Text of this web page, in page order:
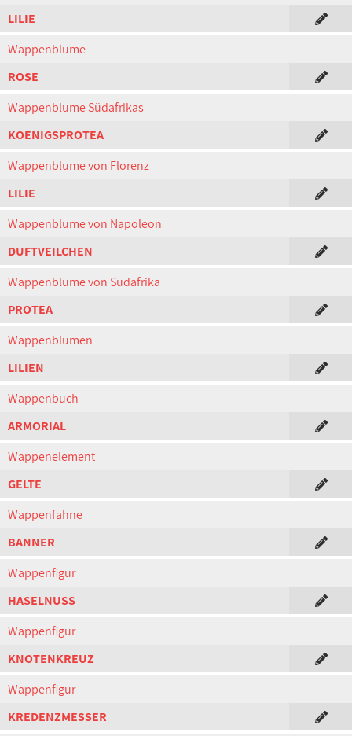
LILIE
Wappenblume
ROSE
Wappenblume Südafrikas
KOENIGSPROTEA
Wappenblume von Florenz
LILIE
Wappenblume von Napoleon
DUFTVEILCHEN
Wappenblume von Südafrika
PROTEA
Wappenblumen
LILIEN
Wappenbuch
ARMORIAL
Wappenelement
GELTE
Wappenfahne
BANNER
Wappenfigur
HASELNUSS
Wappenfigur
KNOTENKREUZ
Wappenfigur
KREDENZMESSER